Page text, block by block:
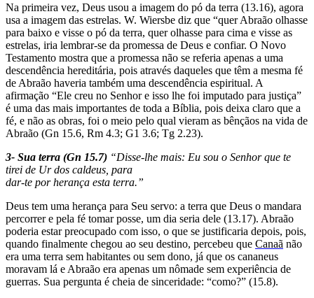
Na primeira vez, Deus usou a imagem do pó da terra (13.16), agora
usa a imagem das estrelas. W. Wiersbe diz que “quer Abraão olhasse
para baixo e visse o pó da terra, quer olhasse para cima e visse as
estrelas, iria lembrar-se da promessa de Deus e confiar. O Novo
Testamento mostra que a promessa não se referia apenas a uma
descendência heredi­tária, pois através daqueles que têm a mesma fé
de Abraão haveria também uma descendência espiritual. A
afirmação “Ele creu no Senhor e isso lhe foi imputado para justiça”
é uma das mais importantes de toda a Bíblia, pois deixa claro que a
fé, e não as obras, foi o meio pelo qual vieram as bênçãos na vida de
Abraão (Gn 15.6, Rm 4.3; G1 3.6; Tg 2.23).
3- Sua terra (Gn 15.7) “Disse-lhe mais: Eu sou o Senhor que te
tirei de Ur dos caldeus, para
dar-te por herança esta terra.”
Deus tem uma herança para Seu servo: a terra que Deus o mandara
percorrer e pela fé tomar posse, um dia seria dele (13.17). Abraão
poderia estar preocupado com isso, o que se justificaria depois, pois,
quando finalmente chegou ao seu destino, percebeu que Canaã não
era uma terra sem habitantes ou sem dono, já que os cananeus
moravam lá e Abraão era apenas um nômade sem experiência de
guerras. Sua pergunta é cheia de sinceridade: “como?” (15.8).